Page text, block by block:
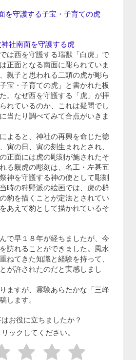
は西を守護する瑞獣「白虎」で
正面となる南面に彫られていま
親子と思われる二頭の虎が彫ら
宝・子育ての虎」と書かれた板
。なぜ西を守護する「虎」が拝
れているのか、これは疑問でし
当たり調べてみて合点がいきま
よると、神社の再興を命じた徳
寅の日、寅の刻生まれとされ、
正面には虎の彫刻が施されたそ
る親虎の彫刻は、名工・左甚五
神を守護する神の使として彫刻
時の狩野派の絵画では、虎の群
豹を描くことが定法とされてい
あえて豹として描かれているそ
で早１８年が経ちましたが、今
訪れることができました。風水
ねてきた知識と経験を持って、
が許されたのだと実感しまし
ますが、霊験あらたかな「三峰
します。
お役に立ちましたか？
ックしてください。